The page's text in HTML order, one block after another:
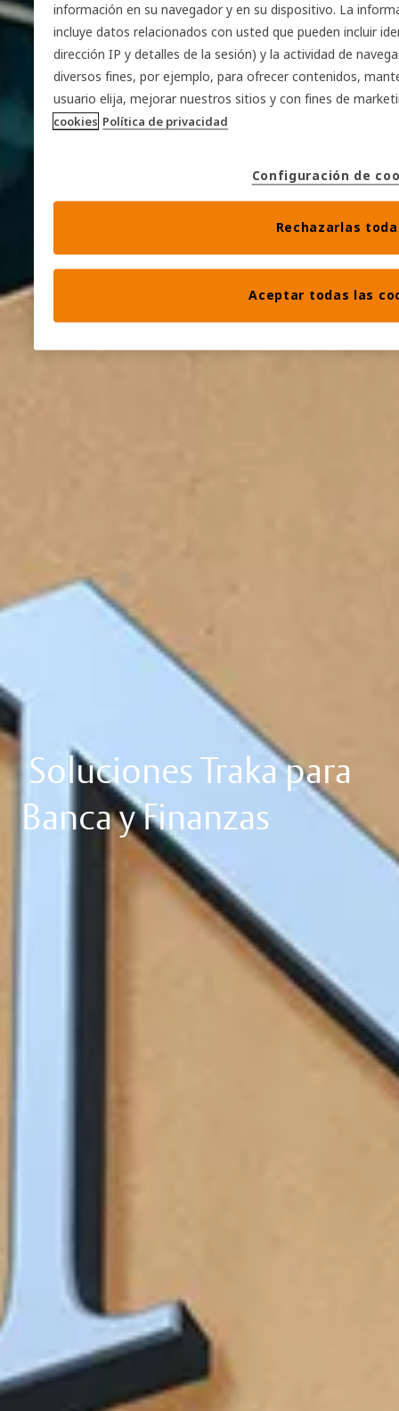
Soluciones Traka para
Banca y Finanzas
información en su navegador y en su dispositivo. La
incluye datos relacionados con usted que pueden incluir
dirección IP y detalles de la sesión) y la actividad de
diversos fines, por ejemplo, para ofrecer contenidos,
usuario elija, mejorar nuestros sitios y con fines de
cookies Política de privacidad
Configuración de
Rechazarlas
Aceptar todas las